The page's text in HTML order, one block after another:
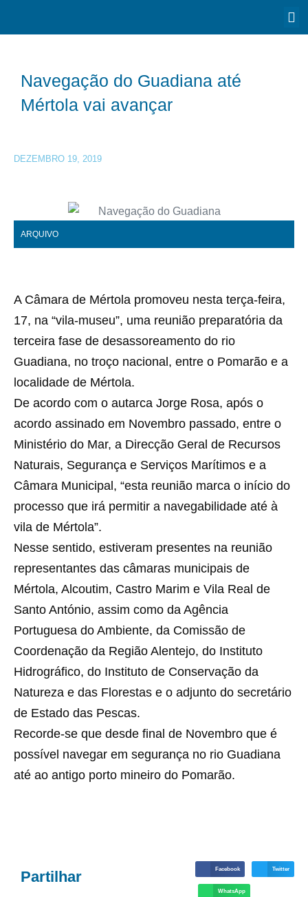
Navegação do Guadiana até
Mértola vai avançar
DEZEMBRO 19, 2019
ARQUIVO
A Câmara de Mértola promoveu nesta terça-feira,
17, na “vila-museu”, uma reunião preparatória da
terceira fase de desassoreamento do rio
Guadiana, no troço nacional, entre o Pomarão e a
localidade de Mértola.
De acordo com o autarca Jorge Rosa, após o
acordo assinado em Novembro passado, entre o
Ministério do Mar, a Direcção Geral de Recursos
Naturais, Segurança e Serviços Marítimos e a
Câmara Municipal, “esta reunião marca o início do
processo que irá permitir a navegabilidade até à
vila de Mértola”.
Nesse sentido, estiveram presentes na reunião
representantes das câmaras municipais de
Mértola, Alcoutim, Castro Marim e Vila Real de
Santo António, assim como da Agência
Portuguesa do Ambiente, da Comissão de
Coordenação da Região Alentejo, do Instituto
Hidrográfico, do Instituto de Conservação da
Natureza e das Florestas e o adjunto do secretário
de Estado das Pescas.
Recorde-se que desde final de Novembro que é
possível navegar em segurança no rio Guadiana
até ao antigo porto mineiro do Pomarão.
Partilhar Facebook Twitter
WhatsApp